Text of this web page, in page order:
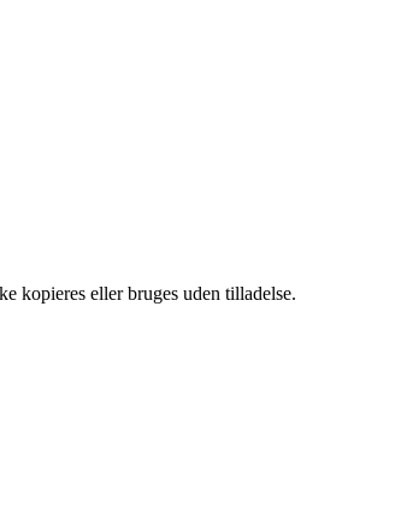
kopieres eller bruges uden tilladelse.